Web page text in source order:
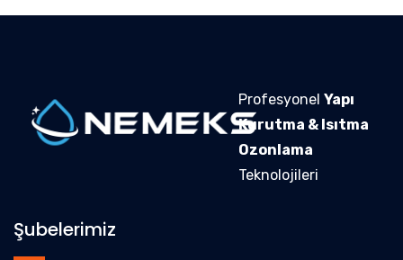
Profesyonel Yapı
Kurutma & Isıtma
Ozonlama
Teknolojileri
Şubelerimiz